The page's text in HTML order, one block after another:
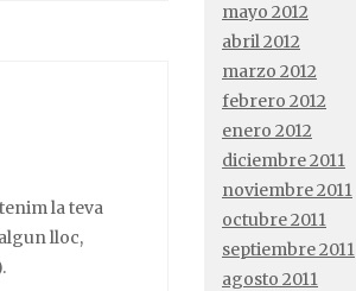
la teva
lloc,
mayo 2012
abril 2012
marzo 2012
febrero 2012
enero 2012
diciembre 2011
noviembre 2011
octubre 2011
septiembre 2011
agosto 2011